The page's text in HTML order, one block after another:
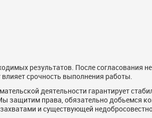
результатов. После согласования
срочность выполнения работы.
деятельности гарантирует
защитим права, обязательно добьемся
и существующей